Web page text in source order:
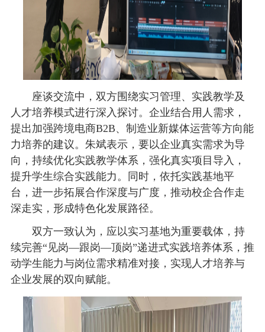
座谈交流中，双方围绕实习管理、实践教学及
人才培养模式进行深入探讨。企业结合用人需求，
提出加强跨境电商B2B、 制造业新媒体运营等方向能
力培养的建议。朱斌表示，要以企业真实需求为导
向，持续优化实践教学体系，强化真实项目导入，
提升学生综合实践能力。同时，依托实践基地平
台，进一步拓展合作深度与广度，推动校企合作走
深走实，形成特色化发展路径。
双方一致认为，应以实习基地为重要载体，持
续完善“见岗—跟岗—顶岗”递进式实践培养体系，推
动学生能力与岗位需求精准对接，实现人才培养与
企业发展的双向赋能。